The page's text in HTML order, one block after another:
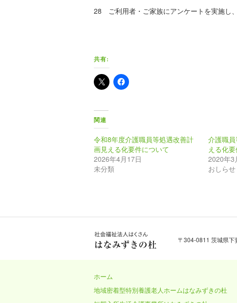
28 ご利用者・ご家族にアンケートを実施し
共有:
関連
令和8年度介護職員等処遇改善計
画見える化要件について
2026年4月17日
未分類
介護職
える化
2020年3
おしらせ
〒304-0811 茨城県下
ホーム
地域密着型特別養護老人ホームはなみずきの杜